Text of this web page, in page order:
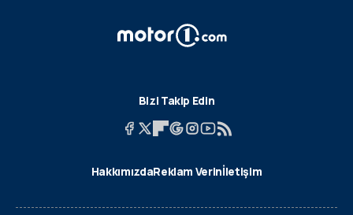
Bizi Takip Edin
HakkımızdaReklam Verinİletişim